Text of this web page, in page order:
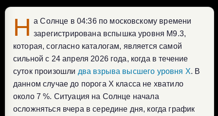
Н а Солнце в 04:36 по московскому времени
зарегистрирована вспышка уровня M9.3,
которая, согласно каталогам, является самой
сильной с 24 апреля 2026 года, когда в течение
суток произошли два взрыва высшего уровня X. В
данном случае до порога X класса не хватило
около 7 %. Ситуация на Солнце начала
осложняться вчера в середине дня, когда график